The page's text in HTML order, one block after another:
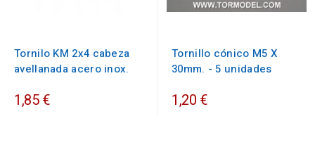
Tornilo KM 2x4 cabeza
avellanada acero inox.
1,85 €
Tornillo cónico M5 X
30mm. - 5 unidades
1,20 €